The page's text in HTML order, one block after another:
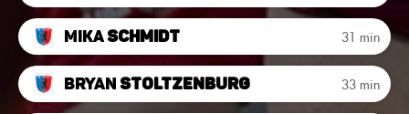
MikaSchmidt 31 min
BryanStoltzenburg 33 min